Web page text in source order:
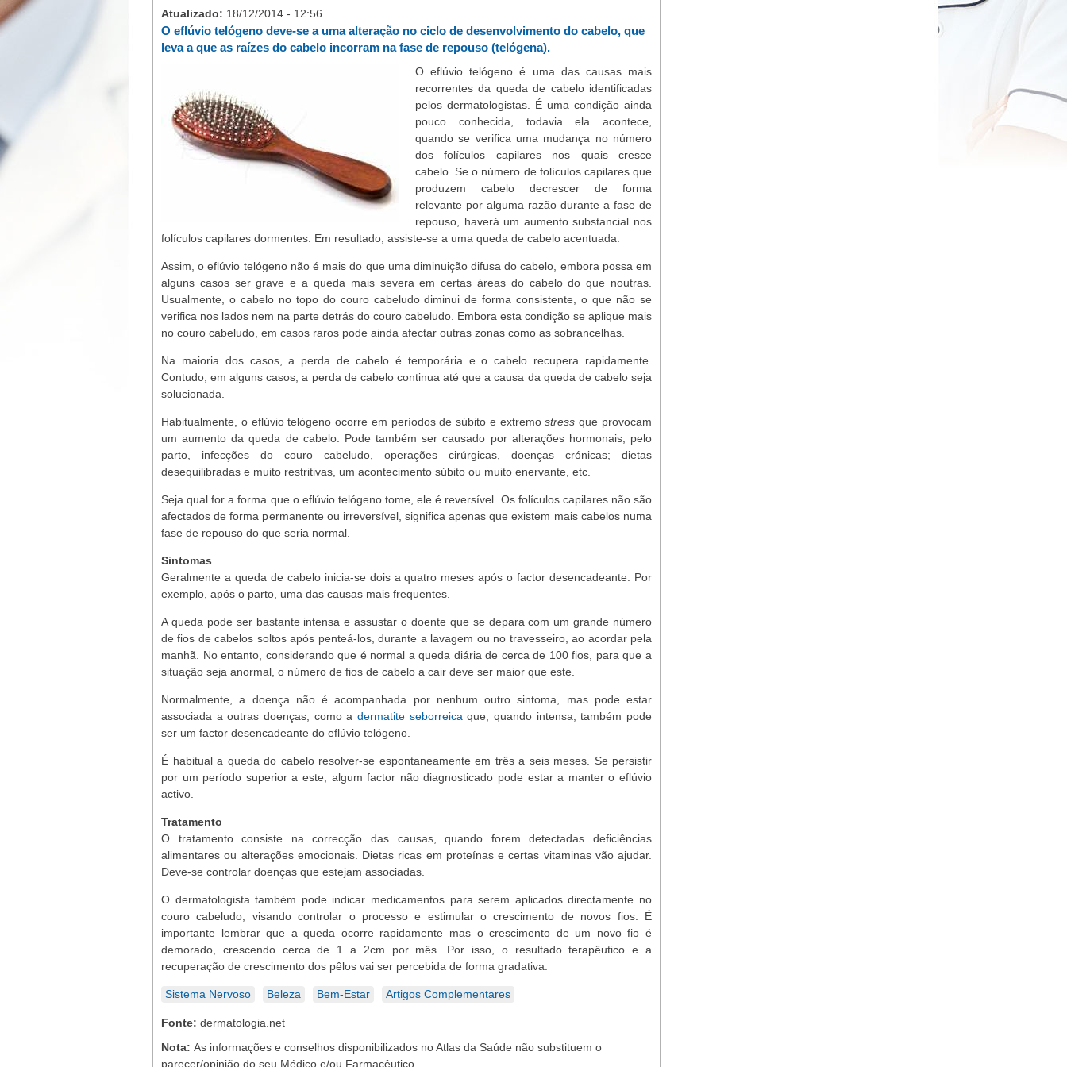
Atualizado: 18/12/2014 - 12:56
O eflúvio telógeno deve-se a uma alteração no ciclo de desenvolvimento do cabelo, que
leva a que as raízes do cabelo incorram na fase de repouso (telógena).
O eflúvio telógeno é uma das causas mais
recorrentes da queda de cabelo identificadas
pelos dermatologistas. É uma condição ainda
pouco conhecida, todavia ela acontece,
quando se verifica uma mudança no número
dos folículos capilares nos quais cresce
cabelo. Se o número de folículos capilares que
produzem cabelo decrescer de forma
relevante por alguma razão durante a fase de
repouso, haverá um aumento substancial nos
folículos capilares dormentes. Em resultado, assiste-se a uma queda de cabelo acentuada.
Assim, o eflúvio telógeno não é mais do que uma diminuição difusa do cabelo, embora possa em
alguns casos ser grave e a queda mais severa em certas áreas do cabelo do que noutras.
Usualmente, o cabelo no topo do couro cabeludo diminui de forma consistente, o que não se
verifica nos lados nem na parte detrás do couro cabeludo. Embora esta condição se aplique mais
no couro cabeludo, em casos raros pode ainda afectar outras zonas como as sobrancelhas.
Na maioria dos casos, a perda de cabelo é temporária e o cabelo recupera rapidamente.
Contudo, em alguns casos, a perda de cabelo continua até que a causa da queda de cabelo seja
solucionada.
Habitualmente, o eflúvio telógeno ocorre em períodos de súbito e extremostress que provocam
um aumento da queda de cabelo. Pode também ser causado por alterações hormonais, pelo
parto, infecções do couro cabeludo, operações cirúrgicas, doenças crónicas; dietas
desequilibradas e muito restritivas, um acontecimento súbito ou muito enervante, etc.
Seja qual for a forma que o eflúvio telógeno tome, ele é reversível. Os folículos capilares não são
afectados de forma permanente ou irreversível, significa apenas que existem mais cabelos numa
fase de repouso do que seria normal.
Sintomas
Geralmente a queda de cabelo inicia-se dois a quatro meses após o factor desencadeante. Por
exemplo, após o parto, uma das causas mais frequentes.
A queda pode ser bastante intensa e assustar o doente que se depara com um grande número
de fios de cabelos soltos após penteá-los, durante a lavagem ou no travesseiro, ao acordar pela
manhã. No entanto, considerando que é normal a queda diária de cerca de 100 fios, para que a
situação seja anormal, o número de fios de cabelo a cair deve ser maior que este.
Normalmente, a doença não é acompanhada por nenhum outro sintoma, mas pode estar
associada a outras doenças, como a dermatite seborreica que, quando intensa, também pode
ser um factor desencadeante do eflúvio telógeno.
É habitual a queda do cabelo resolver-se espontaneamente em três a seis meses. Se persistir
por um período superior a este, algum factor não diagnosticado pode estar a manter o eflúvio
activo.
Tratamento
O tratamento consiste na correcção das causas, quando forem detectadas deficiências
alimentares ou alterações emocionais. Dietas ricas em proteínas e certas vitaminas vão ajudar.
Deve-se controlar doenças que estejam associadas.
O dermatologista também pode indicar medicamentos para serem aplicados directamente no
couro cabeludo, visando controlar o processo e estimular o crescimento de novos fios. É
importante lembrar que a queda ocorre rapidamente mas o crescimento de um novo fio é
demorado, crescendo cerca de 1 a 2cm por mês. Por isso, o resultado terapêutico e a
recuperação de crescimento dos pêlos vai ser percebida de forma gradativa.
Sistema Nervoso Beleza Bem-Estar Artigos Complementares
Fonte: dermatologia.net
Nota: As informações e conselhos disponibilizados no Atlas da Saúde não substituem o
parecer/opinião do seu Médico e/ou Farmacêutico.